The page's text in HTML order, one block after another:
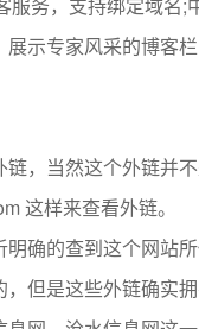
服务，支持绑定域
示专家风采的博客
，当然这个外链并
这样来查看外链。
确的查到这个网站
但是这些外链确实